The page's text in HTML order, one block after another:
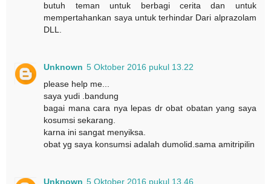
butuh teman untuk berbagi cerita dan untuk
mempertahankan saya untuk terhindar Dari alprazolam
DLL.
Unknown 5 Oktober 2016 pukul 13.22
please help me...
saya yudi .bandung
bagai mana cara nya lepas dr obat obatan yang saya
kosumsi sekarang.
karna ini sangat menyiksa.
obat yg saya konsumsi adalah dumolid.sama amitripilin
Unknown 5 Oktober 2016 pukul 13.46